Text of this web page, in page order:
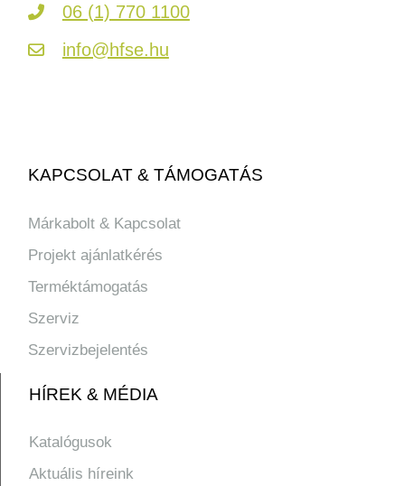
06 (1) 770 1100
info@hfse.hu
KAPCSOLAT & TÁMOGATÁS
Márkabolt & Kapcsolat
Projekt ajánlatkérés
Terméktámogatás
Szerviz
Szervizbejelentés
HÍREK & MÉDIA
Katalógusok
Aktuális híreink